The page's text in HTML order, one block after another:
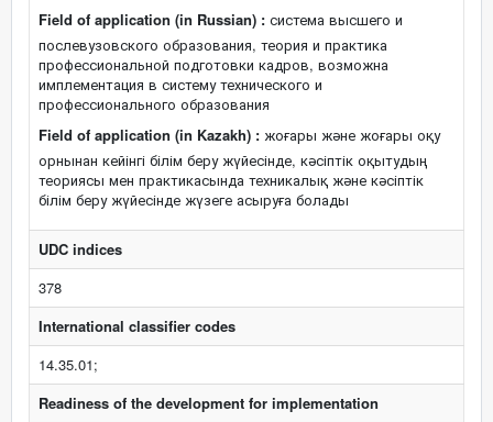
Field of application (in Russian) : система высшего и
послевузовского образования, теория и практика
профессиональной подготовки кадров, возможна
имплементация в систему технического и
профессионального образования
Field of application (in Kazakh) : жоғары және жоғары оқу
орнынан кейінгі білім беру жүйесінде, кәсіптік оқытудың
теориясы мен практикасында техникалық және кәсіптік
білім беру жүйесінде жүзеге асыруға болады
UDC indices
378
International classifier codes
14.35.01;
Readiness of the development for implementation